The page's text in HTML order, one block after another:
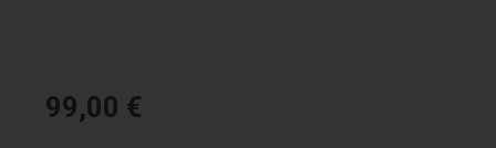
99,00 €